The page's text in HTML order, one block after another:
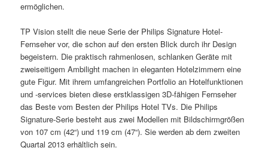
ermöglichen.
TP Vision stellt die neue Serie der Philips Signature Hotel-
Fernseher vor, die schon auf den ersten Blick durch ihr Design
begeistern. Die praktisch rahmenlosen, schlanken Geräte mit
zweiseitigem Ambilight machen in eleganten Hotelzimmern eine
gute Figur. Mit ihrem umfangreichen Portfolio an Hotelfunktionen
und -services bieten diese erstklassigen 3D-fähigen Fernseher
das Beste vom Besten der Philips Hotel TVs. Die Philips
Signature-Serie besteht aus zwei Modellen mit Bildschirmgrößen
von 107 cm (42“) und 119 cm (47“). Sie werden ab dem zweiten
Quartal 2013 erhältlich sein.